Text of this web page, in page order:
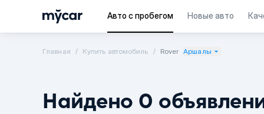
Авто с пробегом Новые авто
Главная Купить автомобиль Rover Аршалы
Найдено 0